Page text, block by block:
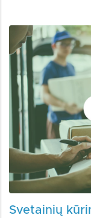
Svetainių